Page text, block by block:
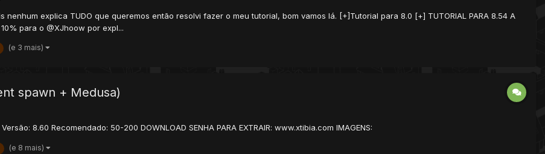
explica TUDO que queremos então resolvi fazer o meu tutorial, bom vamos lá. [+]Tutorial para 8.0 [+] TUTORIAL PARA 8.54 A
para o @XJhoow por expl...
(e 3 mais)
spawn + Medusa)
8.60 Recomendado: 50-200 DOWNLOAD SENHA PARA EXTRAIR: www.xtibia.com IMAGENS:
(e 8 mais)